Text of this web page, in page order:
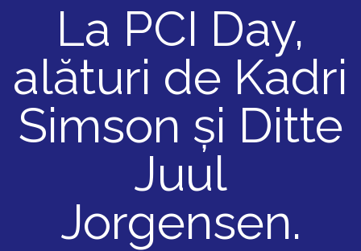
La PCI Day,
alături de Kadri
Simson și Ditte
Juul
Jorgensen.